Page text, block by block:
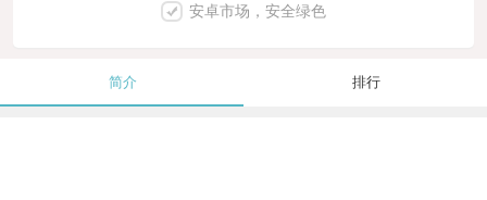
安卓市场，安全绿色
简介 排行